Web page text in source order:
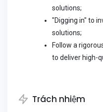
solutions;
"Digging in" to
solutions;
Follow a
to deliver high-
Trách nhiệm